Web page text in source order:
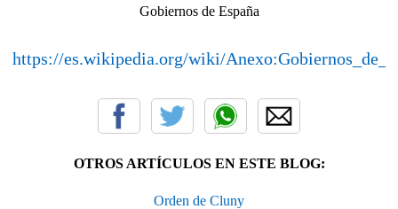
Gobiernos de España
https://es.wikipedia.org/wiki/
OTROS ARTÍCULOS EN ESTE BLOG:
Orden de Cluny